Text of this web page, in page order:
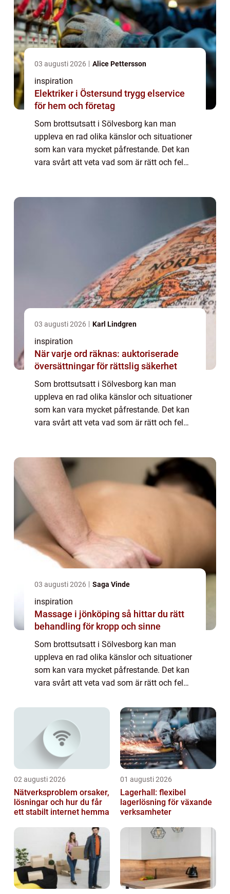
03 augusti 2026 Alice Pettersson
inspiration
Elektriker i Östersund trygg elservice
för hem och företag
Som brottsutsatt i Sölvesborg kan man
uppleva en rad olika känslor och situationer
som kan vara mycket påfrestande. Det kan
vara svårt att veta vad som är rätt och fel
03 augusti 2026 Karl Lindgren
inspiration
När varje ord räknas: auktoriserade
översättningar för rättslig säkerhet
Som brottsutsatt i Sölvesborg kan man
uppleva en rad olika känslor och situationer
som kan vara mycket påfrestande. Det kan
vara svårt att veta vad som är rätt och fel
03 augusti 2026 Saga Vinde
inspiration
Massage i jönköping så hittar du rätt
behandling för kropp och sinne
Som brottsutsatt i Sölvesborg kan man
uppleva en rad olika känslor och situationer
som kan vara mycket påfrestande. Det kan
vara svårt att veta vad som är rätt och fel
hjälp och upprättelse man behöver. Därf...
02 augusti 2026
Nätverksproblem orsaker,
lösningar och hur du får
ett stabilt internet hemma
01 augusti 2026
Lagerhall: flexibel
lagerlösning för växande
verksamheter